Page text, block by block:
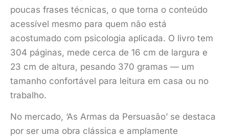
poucas frases técnicas, o que torna o conteúdo
acessível mesmo para quem não está
acostumado com psicologia aplicada. O livro tem
304 páginas, mede cerca de 16 cm de largura e
23 cm de altura, pesando 370 gramas — um
tamanho confortável para leitura em casa ou no
trabalho.
No mercado, ‘As Armas da Persuasão’ se destaca
por ser uma obra clássica e amplamente